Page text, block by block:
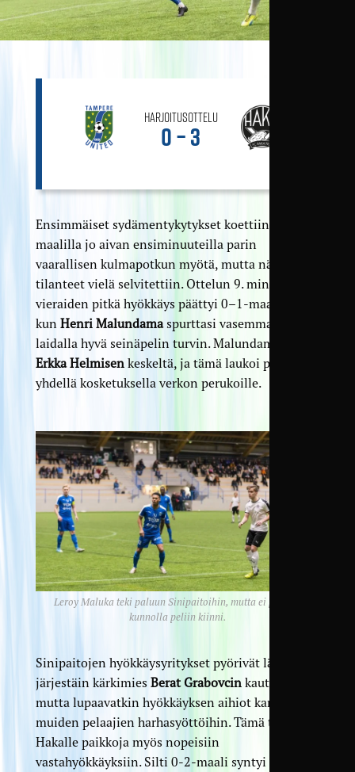
Harjoitusottelu
0 – 3
Ensimmäiset sydämentykytykset koettiin TamU-
maalilla jo aivan ensiminuuteilla parin
vaarallisen kulmapotkun myötä, mutta nämä
tilanteet vielä selvitettiin. Ottelun 9. minuutilla
vieraiden pitkä hyökkäys päättyi 0–1-maaliin,
kun Henri Malundamaspurttasi vasemmalla
laidalla hyvä seinäpelin turvin. Malundama löysi
Erkka Helmisen keskeltä, ja tämä laukoi pallon
yhdellä kosketuksella verkon perukoille.
Leroy Maluka teki paluun Sinipaitoihin, mutta ei päässyt
kunnolla peliin kiinni.
Sinipaitojen hyökkäysyritykset pyörivät lähes
järjestäin kärkimies Berat Grabovcinkautta,
mutta lupaavatkin hyökkäyksen aihiot kariutuivat
muiden pelaajien harhasyöttöihin. Tämä tarjosi
Hakalle paikkoja myös nopeisiin
vastahyökkäyksiin. Silti 0-2-maali syntyi taas